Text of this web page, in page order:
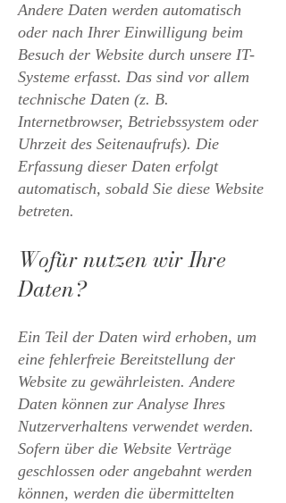
Andere Daten werden automatisch
oder nach Ihrer Einwilligung beim
Besuch der Website durch unsere IT-
Systeme erfasst. Das sind vor allem
technische Daten (z. B.
Internetbrowser, Betriebssystem oder
Uhrzeit des Seitenaufrufs). Die
Erfassung dieser Daten erfolgt
automatisch, sobald Sie diese Website
betreten.
Wofür nutzen wir Ihre
Daten?
Ein Teil der Daten wird erhoben, um
eine fehlerfreie Bereitstellung der
Website zu gewährleisten. Andere
Daten können zur Analyse Ihres
Nutzerverhaltens verwendet werden.
Sofern über die Website Verträge
geschlossen oder angebahnt werden
können, werden die übermittelten